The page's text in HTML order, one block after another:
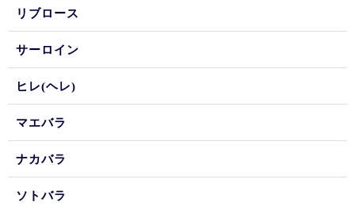
リブロース
サーロイン
ヒレ(ヘレ)
マエバラ
ナカバラ
ソトバラ